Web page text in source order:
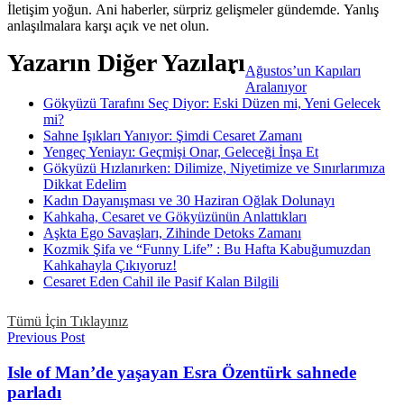
İletişim yoğun. Ani haberler, sürpriz gelişmeler gündemde. Yanlış
anlaşılmalara karşı açık ve net olun.
Yazarın Diğer YazılarıAğustos’un Kapıları
Aralanıyor
Gökyüzü Tarafını Seç Diyor: Eski Düzen mi, Yeni Gelecek
mi?
Sahne Işıkları Yanıyor: Şimdi Cesaret Zamanı
Yengeç Yeniayı: Geçmişi Onar, Geleceği İnşa Et
Gökyüzü Hızlanırken: Dilimize, Niyetimize ve Sınırlarımıza
Dikkat Edelim
Kadın Dayanışması ve 30 Haziran Oğlak Dolunayı
Kahkaha, Cesaret ve Gökyüzünün Anlattıkları
Aşkta Ego Savaşları, Zihinde Detoks Zamanı
Kozmik Şifa ve “Funny Life” : Bu Hafta Kabuğumuzdan
Kahkahayla Çıkıyoruz!
Cesaret Eden Cahil ile Pasif Kalan Bilgili
Tümü İçin Tıklayınız
Previous Post
Isle of Man’de yaşayan Esra Özentürk sahnede
parladı